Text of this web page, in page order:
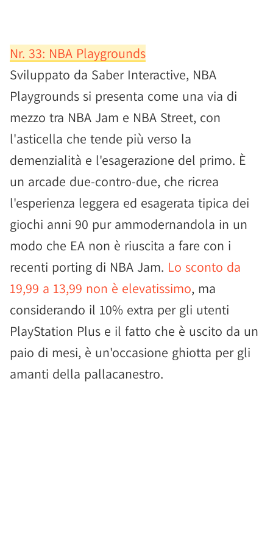
Nr. 33: NBA Playgrounds
Sviluppato da Saber Interactive, NBA
Playgrounds si presenta come una via di
mezzo tra NBA Jam e NBA Street, con
l'asticella che tende più verso la
demenzialità e l'esagerazione del primo. È
un arcade due-contro-due, che ricrea
l'esperienza leggera ed esagerata tipica dei
giochi anni 90 pur ammodernandola in un
modo che EA non è riuscita a fare con i
recenti porting di NBA Jam. Lo sconto da
19,99 a 13,99 non è elevatissimo, ma
considerando il 10% extra per gli utenti
PlayStation Plus e il fatto che è uscito da un
paio di mesi, è un'occasione ghiotta per gli
amanti della pallacanestro.